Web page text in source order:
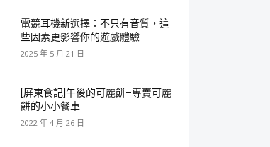
電競耳機新選擇：不只有音質，這
些因素更影響你的遊戲體驗
2025 年 5 月 21 日
[屏東食記]午後的可麗餅–專賣可麗
餅的小小餐車
2022 年 4 月 26 日